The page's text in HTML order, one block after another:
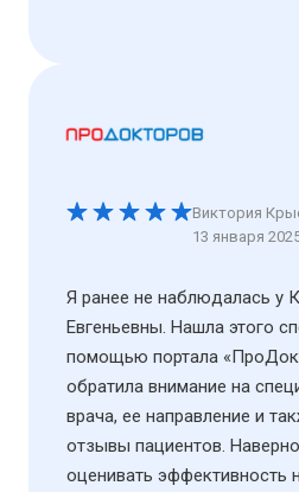
Виктория
13 января
Я ранее не наблюдалась у
Евгеньевны. Нашла этого
помощью портала
обратила внимание на
врача, ее направление и
отзывы пациентов.
оценивать эффективность